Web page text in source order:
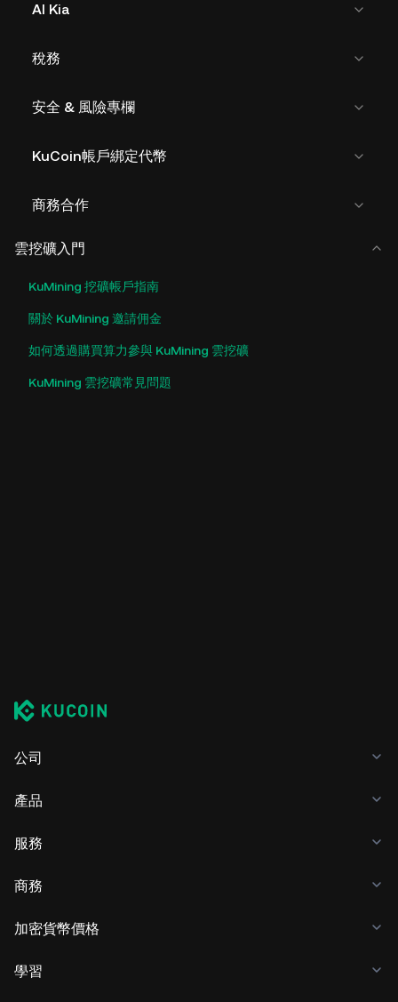
AI Kia
稅務
安全 & 風險專欄
KuCoin帳戶綁定代幣
商務合作
雲挖礦入門
KuMining 挖礦帳戶指南
關於 KuMining 邀請佣金
如何透過購買算力參與 KuMining 雲挖礦
KuMining 雲挖礦常見問題
公司
產品
服務
商務
加密貨幣價格
學習